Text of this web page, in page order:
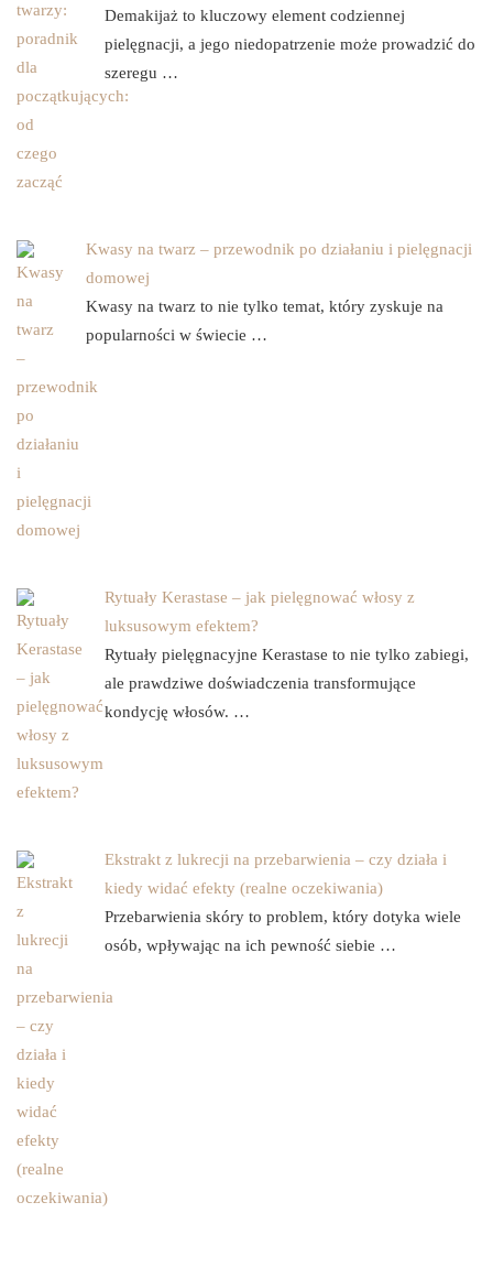
Demakijaż to kluczowy element codziennej
pielęgnacji, a jego niedopatrzenie może prowadzić do
szeregu …
Kwasy na twarz – przewodnik po działaniu i pielęgnacji
domowej
Kwasy na twarz to nie tylko temat, który zyskuje na
popularności w świecie …
Rytuały Kerastase – jak pielęgnować włosy z
luksusowym efektem?
Rytuały pielęgnacyjne Kerastase to nie tylko zabiegi,
ale prawdziwe doświadczenia transformujące
kondycję włosów. …
Ekstrakt z lukrecji na przebarwienia – czy działa i
kiedy widać efekty (realne oczekiwania)
Przebarwienia skóry to problem, który dotyka wiele
osób, wpływając na ich pewność siebie …